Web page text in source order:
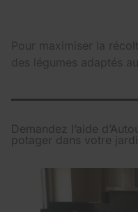
Pour maximiser la
des légumes adaptés
Demandez l’aide
potager dans votre